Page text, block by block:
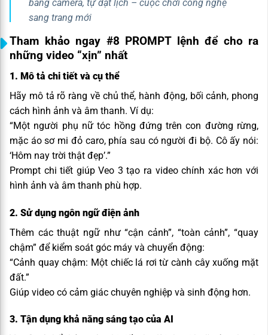
bằng camera, tự đặt lịch – cuộc chơi công nghệ
sang trang mới
Tham khảo ngay #8 PROMPT lệnh để cho ra
những video “xịn” nhất
1. Mô tả chi tiết và cụ thể
Hãy mô tả rõ ràng về chủ thể, hành động, bối cảnh, phong
cách hình ảnh và âm thanh. Ví dụ:
“Một người phụ nữ tóc hồng đứng trên con đường rừng,
mặc áo sơ mi đỏ caro, phía sau có người đi bộ. Cô ấy nói:
‘Hôm nay trời thật đẹp’.”
Prompt chi tiết giúp Veo 3 tạo ra video chính xác hơn với
hình ảnh và âm thanh phù hợp.
2. Sử dụng ngôn ngữ điện ảnh
Thêm các thuật ngữ như “cận cảnh”, “toàn cảnh”, “quay
chậm” để kiểm soát góc máy và chuyển động:
“Cảnh quay chậm: Một chiếc lá rơi từ cành cây xuống mặt
đất.”
Giúp video có cảm giác chuyên nghiệp và sinh động hơn.
3. Tận dụng khả năng sáng tạo của AI